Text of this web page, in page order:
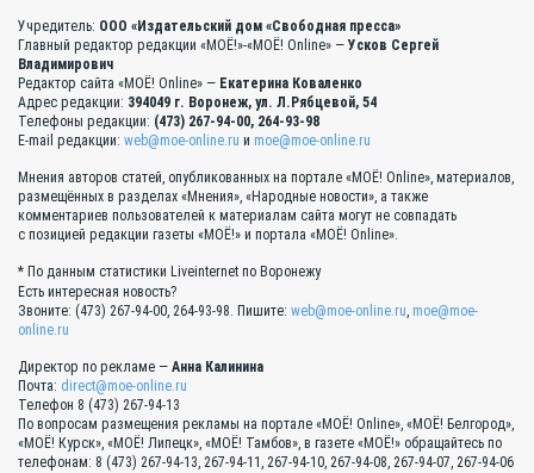
Учредитель: ООО «Издательский дом «Свободная пресса»
Главный редактор редакции «МОЁ!»-«МОЁ! Online» — Усков Сергей
Владимирович
Редактор сайта «МОЁ! Online» — Екатерина Коваленко
Адрес редакции: 394049 г. Воронеж, ул. Л.Рябцевой, 54
Телефоны редакции: (473) 267-94-00, 264-93-98
E-mail редакции: web@moe-online.ru и moe@moe-online.ru
Мнения авторов статей, опубликованных на портале «МОЁ! Online», материалов,
размещённых в разделах «Мнения», «Народные новости», а также
комментариев пользователей к материалам сайта могут не совпадать
с позицией редакции газеты «МОЁ!» и портала «МОЁ! Online».
* По данным статистики Liveinternet по Воронежу
Есть интересная новость?
Звоните: (473) 267-94-00, 264-93-98. Пишите: web@moe-online.ru, moe@moe-
online.ru
Директор по рекламе — Анна Калинина
Почта: direct@moe-online.ru
Телефон 8 (473) 267-94-13
По вопросам размещения рекламы на портале «МОЁ! Online», «МОЁ! Белгород»,
«МОЁ! Курск», «МОЁ! Липецк», «МОЁ! Тамбов», в газете «МОЁ!» обращайтесь по
телефонам: 8 (473) 267-94-13, 267-94-11, 267-94-10, 267-94-08, 267-94-07, 267-94-06